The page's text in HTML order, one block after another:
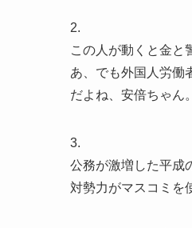
2.
この人が動くと金と
あ、でも外国人労働
だよね、安倍ちゃん。
3.
公務が激増した平成
対勢力がマスコミを